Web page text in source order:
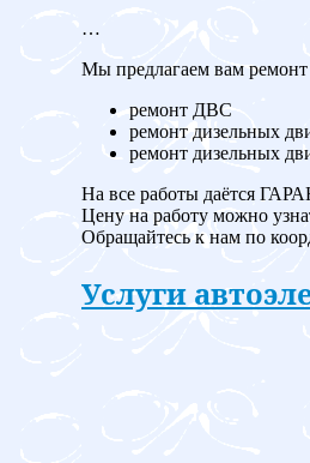
…
Мы предлагаем вам
ремонт ДВС
ремонт дизельных
ремонт дизельных
На все работы даётся
Цену на работу можно
Обращайтесь к нам по
Услуги